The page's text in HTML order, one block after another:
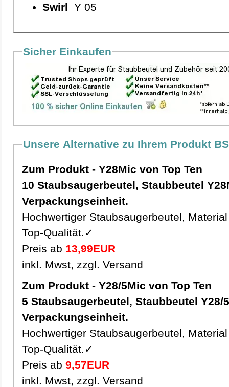
Swirl Y 05
Sicher Einkaufen
Unsere Alternative zu Ihrem Produkt
Zum Produkt - Y28Mic von Top Ten
10 Staubsaugerbeutel, Staubbeutel Y28Mic pro
Verpackungseinheit.
Hochwertiger Staubsaugerbeutel,
Top-Qualität.✓
Preis ab 13,99EUR
inkl. Mwst, zzgl. Versand
Zum Produkt - Y28/5Mic von Top Ten
5 Staubsaugerbeutel, Staubbeutel Y28/5Mic pro
Verpackungseinheit.
Hochwertiger Staubsaugerbeutel,
Top-Qualität.✓
Preis ab 9,57EUR
inkl. Mwst, zzgl. Versand